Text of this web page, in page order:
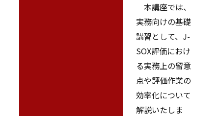
本講座では、
実務向けの基礎
講習として、J-
SOX評価におけ
る実務上の留意
点や評価作業の
効率化について
解説いたしま